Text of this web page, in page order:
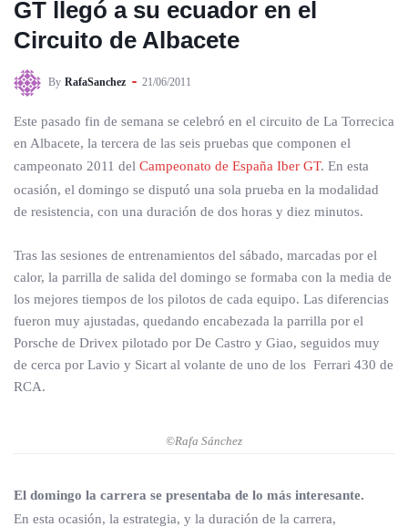
GT llegó a su ecuador en el
Circuito de Albacete
By RafaSanchez 21/06/2011
Este pasado fin de semana se celebró en el circuito de La Torrecica
en Albacete, la tercera de las seis pruebas que componen el
campeonato 2011 del Campeonato de España Iber GT. En esta
ocasión, el domingo se disputó una sola prueba en la modalidad
de resistencia, con una duración de dos horas y diez minutos.
Tras las sesiones de entrenamientos del sábado, marcadas por el
calor, la parrilla de salida del domingo se formaba con la media de
los mejores tiempos de los pilotos de cada equipo. Las diferencias
fueron muy ajustadas, quedando encabezada la parrilla por el
Porsche de Drivex pilotado por De Castro y Giao, seguidos muy
de cerca por Lavio y Sicart al volante de uno de los Ferrari 430 de
RCA.
©Rafa Sánchez
El domingo la carrera se presentaba de lo más interesante.
En esta ocasión, la estrategia, y la duración de la carrera,